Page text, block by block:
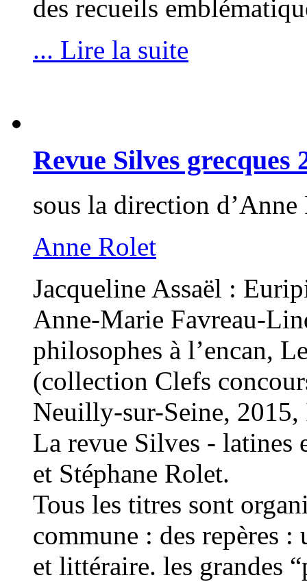
des recueils
... Lire la suite
Revue Silves grecques
sous la direction
Anne Rolet
Jacqueline Assaël :
Anne-Marie Favreau-
philosophes à l’encan,
(collection Clefs
Neuilly-sur-Seine,
La revue Silves - latines
et Stéphane Rolet.
Tous les titres sont
commune : des repères
et littéraire. les grandes